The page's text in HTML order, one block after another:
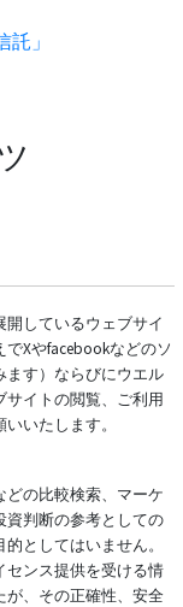
」
しているウェブサイ
Xやfacebookなどのソ
ます）ならびにウエル
イトの閲覧、ご利用
いたします。
の比較検索、マーケ
資判断の参考としての
としてはいません。
センス提供を受ける情
が、その正確性、安全